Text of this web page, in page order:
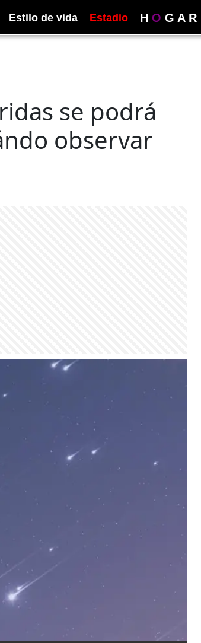
Estilo de vida Estadio H O G A R
se podrá
observar